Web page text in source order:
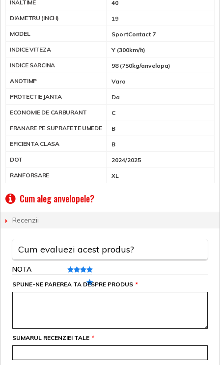
INALTIME 40
DIAMETRU (INCH) 19
MODEL SportContact 7
INDICE VITEZA Y (300km/h)
INDICE SARCINA 98 (750kg/anvelopa)
ANOTIMP Vara
PROTECTIE JANTA Da
ECONOMIE DE CARBURANT C
FRANARE PE SUPRAFETE UMEDE B
EFICIENTA CLASA B
DOT 2024/2025
RANFORSARE XL
Cum aleg anvelopele?
Recenzii
Cum evaluezi acest produs?
NOTA
*
SPUNE-NE PAREREA TA DESPRE PRODUS
*
SUMARUL RECENZIEI TALE